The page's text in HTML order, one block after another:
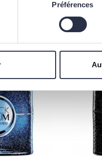
Préférences
VOUS